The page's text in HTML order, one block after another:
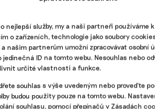
nejlepší služby, my a naši partneři používáme
o zařízeních, technologie jako soubory
našim partnerům umožní zpracovávat osobní
ID na tomto webu. Nesouhlas nebo
určité vlastnosti a funkce.
souhlas s výše uvedeným nebo proveďte
budou použity pouze na tomto webu.
souhlasu, pomocí přepínačů v Zásadách